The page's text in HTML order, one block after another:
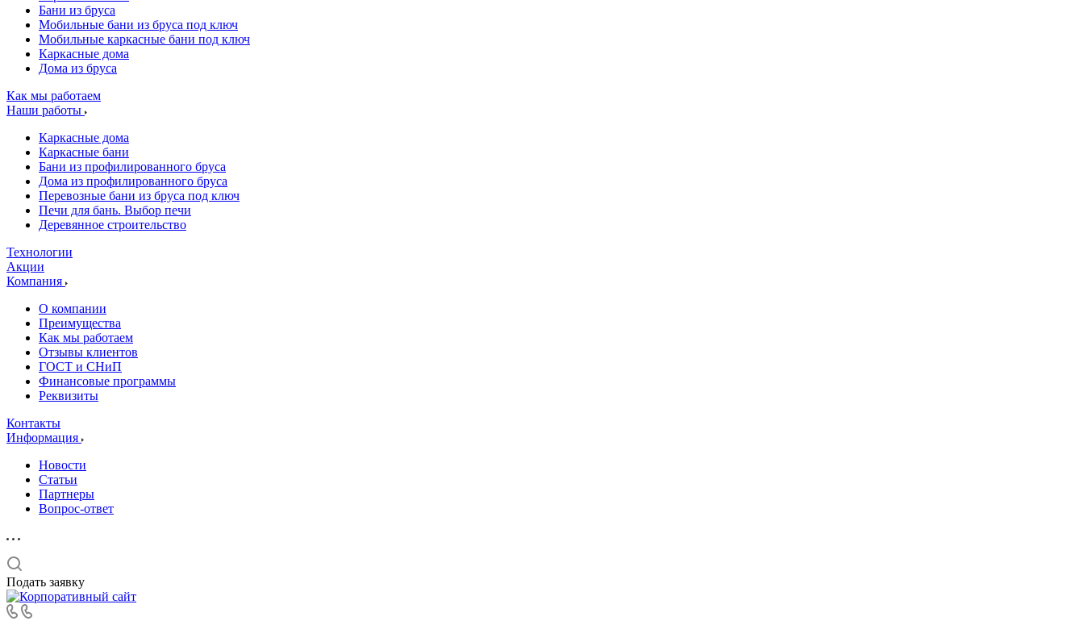
Бани из бруса
Мобильные бани из бруса под ключ
Мобильные каркасные бани под ключ
Каркасные дома
Дома из бруса
Как мы работаем
Наши работы
Каркасные дома
Каркасные бани
Бани из профилированного бруса
Дома из профилированного бруса
Перевозные бани из бруса под ключ
Печи для бань. Выбор печи
Деревянное строительство
Технологии
Акции
Компания
О компании
Преимущества
Как мы работаем
Отзывы клиентов
ГОСТ и СНиП
Финансовые программы
Реквизиты
Контакты
Информация
Новости
Статьи
Партнеры
Вопрос-ответ
Подать заявку